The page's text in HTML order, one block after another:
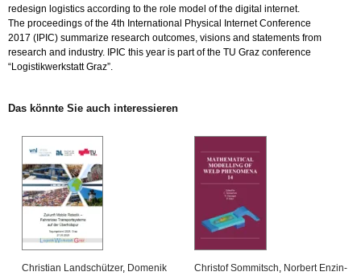
re­de­sign lo­gis­tics ac­cor­ding to the role model of the di­gi­tal in­ter­net.
The pro­cee­dings of the 4th In­ter­na­tio­nal Phy­si­cal In­ter­net Con­fe­rence
2017 (IPIC) sum­ma­ri­ze re­se­arch out­co­mes, vi­si­ons and state­ments from
re­se­arch and in­dus­try. IPIC this year is part of the TU Graz con­fe­rence
“Lo­gis­tik­werk­statt Graz”.
Das könn­te Sie auch in­ter­es­sie­ren
Chris­ti­an Land­schüt­zer, Do­me­nik
Chris­tof Som­mitsch Nor­bert En­zin­